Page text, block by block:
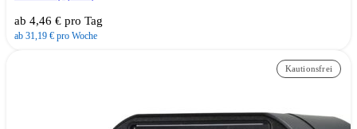
ab 4,46 € pro Tag
ab 31,19 € pro Woche
Kautionsfrei